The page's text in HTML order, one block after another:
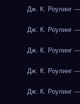
Дж. К. Роулинг —
Дж. К. Роулинг —
Дж. К. Роулинг —
Дж. К. Роулинг —
Дж. К. Роулинг —